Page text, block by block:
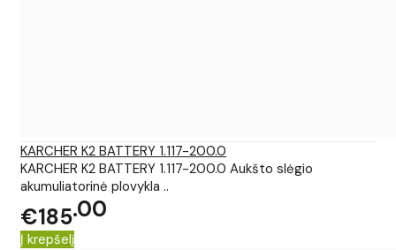
KARCHER K2 BATTERY 1.117-200.0
KARCHER K2 BATTERY 1.117-200.0 Aukšto slėgio
akumuliatorinė plovykla ..
€18500
Į krepšelį